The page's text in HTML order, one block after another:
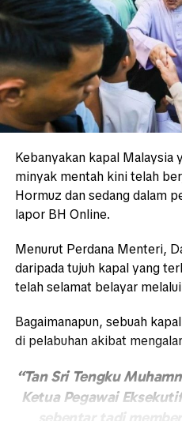
Kebanyakan kapal Malaysia
minyak mentah kini telah
Hormuz dan sedang dalam
lapor BH Online.
Menurut Perdana Menteri,
daripada tujuh kapal yang
telah selamat belayar
Bagaimanapun, sebuah
di pelabuhan akibat
“Tan Sri Tengku
Ketua Pegawai